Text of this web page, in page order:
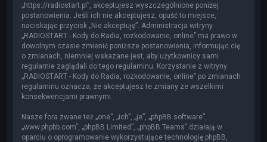
„https://radiostart.pl”, akceptujesz wyszczególnione poniżej
postanowienia. Jeśli ich nie akceptujesz, opuść to miejsce,
naciskając przycisk „Nie akceptuję”. Administracja witryny
„RADIOSTART - Kody do Radia, rozkodowanie, online” ma prawo w
dowolnym czasie zmienić poniższe postanowienia, informując cię
o zmianach, niemniej wskazane jest, aby użytkownicy sami
regularnie zaglądali do tego regulaminu. Korzystanie z witryny
„RADIOSTART - Kody do Radia, rozkodowanie, online” po zmianach
regulaminu oznacza, że akceptujesz te zmiany ze wszelkimi
konsekwencjami prawnymi.
Nasze fora zwane też „one”, „ich”, „je”, „phpBB software”,
„www.phpbb.com”, „phpBB Limited”, „phpBB Teams” działają w
oparciu o oprogramowanie wykorzystujące technologię phpBB,